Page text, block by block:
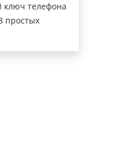
ключ телефона
простых